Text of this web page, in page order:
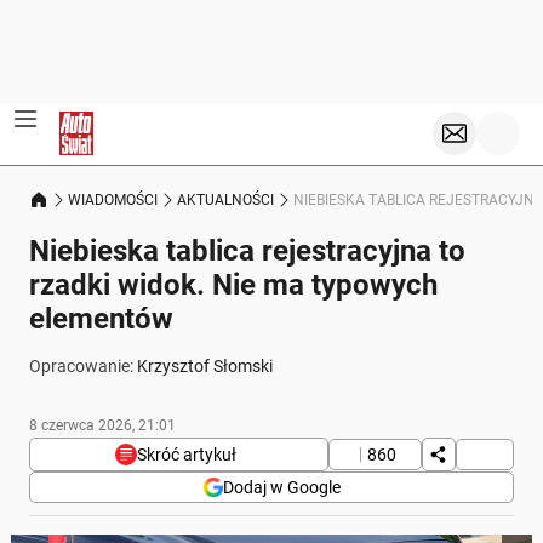
WIADOMOŚCI AKTUALNOŚCI NIEBIESKA TABLICA
Niebieska tablica rejestracyjna to
rzadki widok. Nie ma typowych
elementów
Opracowanie: Krzysztof Słomski
8 czerwca 2026, 21:01
Skróć artykuł
860
Dodaj w Google